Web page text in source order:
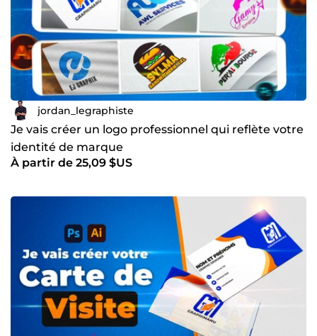
jordan_legraphiste
Je vais créer un logo professionnel qui reflète votre
identité de marque
À partir de 25,09 $US